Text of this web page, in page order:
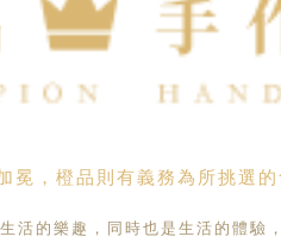
冕，橙品則有義務為所挑選
活的樂趣，同時也是生活的體驗